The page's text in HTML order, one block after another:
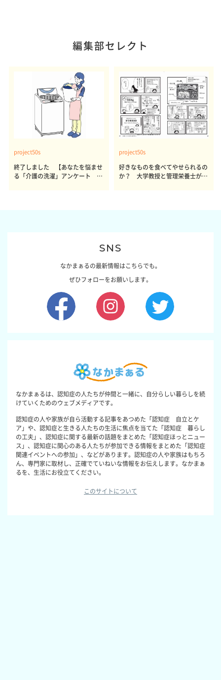
編集部セレクト
project50s
終了しました 【あなたを悩ませ
る「介護の洗濯」アンケート 体
project50s
好きなものを食べてやせられるの
か？ 大学教授と管理栄養士が出
SNS
なかまぁるの最新情報はこちらでも。
ぜひフォローをお願いします。
なかまぁるは、認知症の人たちが仲間と一緒に、自分らしい暮らしを続
けていくためのウェブメディアです。
認知症の人や家族が自ら活動する記事をあつめた「認知症 自立とケ
ア」や、認知症と生きる人たちの生活に焦点を当てた「認知症 暮らし
の工夫」、認知症に関する最新の話題をまとめた「認知症ほっとニュー
ス」、認知症に関心のある人たちが参加できる情報をまとめた「認知症
関連イベントへの参加」、などがあります。認知症の人や家族はもちろ
ん、専門家に取材し、正確でていねいな情報をお伝えします。なかまぁ
るを、生活にお役立てください。
このサイトについて